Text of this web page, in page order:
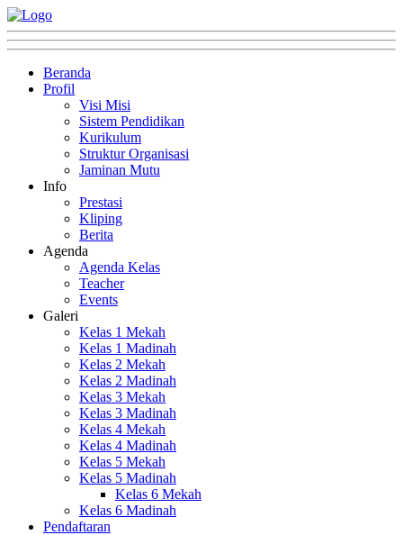
Beranda
Profil
Visi Misi
Sistem Pendidikan
Kurikulum
Struktur Organisasi
Jaminan Mutu
Info
Prestasi
Kliping
Berita
Agenda
Agenda Kelas
Teacher
Events
Galeri
Kelas 1 Mekah
Kelas 1 Madinah
Kelas 2 Mekah
Kelas 2 Madinah
Kelas 3 Mekah
Kelas 3 Madinah
Kelas 4 Mekah
Kelas 4 Madinah
Kelas 5 Mekah
Kelas 5 Madinah
Kelas 6 Mekah
Kelas 6 Madinah
Pendaftaran